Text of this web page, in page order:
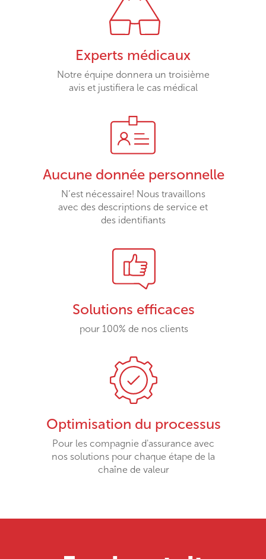
Experts médicaux
Solutions efficaces
Aucune donnée personnelle
Optimisation du processus
Notre équipe donnera un troisième
avis et justifiera le cas médical
pour 100% de nos clients
N’est nécessaire! Nous travaillons
avec des descriptions de service et
des identifiants
Pour les compagnie d'assurance avec
nos solutions pour chaque étape de la
chaîne de valeur